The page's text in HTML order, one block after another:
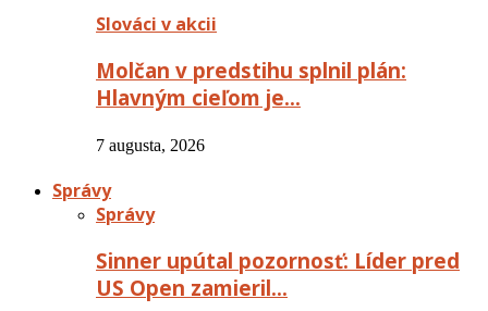
Slováci v akcii
Molčan v predstihu splnil plán:
Hlavným cieľom je…
7 augusta, 2026
Správy
Správy
Sinner upútal pozornosť: Líder pred
US Open zamieril…